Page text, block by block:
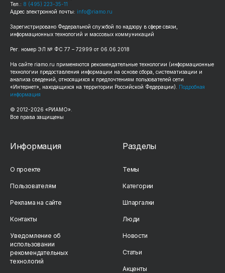
Тел.: 8 (495) 223-35-11
Адрес электронной почты: info@riamo.ru
Зарегистрировано Федеральной службой по надзору в сфере связи,
информационных технологий и массовых коммуникаций
Рег. номер ЭЛ № ФС 77 – 72999 от 06.06.2018
На сайте riamo.ru применяются рекомендательные технологии (информационные
технологии предоставления информации на основе сбора, систематизации и
анализа сведений, относящихся к предпочтениям пользователей сети
«Интернет», находящихся на территории Российской Федерации). Подробная
информация
© 2012-2026 «РИАМО».
Все права защищены
Информация
О проекте
Пользователям
Реклама на сайте
Контакты
Уведомление об
использовании
рекомендательных
технологий
Разделы
Темы
Категории
Шпаргалки
Люди
Новости
Статьи
Акценты